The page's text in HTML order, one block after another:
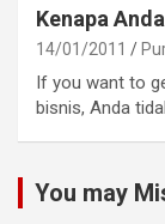
Kenapa
14/01/2011
If you want to
bisnis, Anda
You may